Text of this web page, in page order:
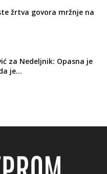
žrtva govora mržnje na
za Nedeljnik: Opasna je
je...